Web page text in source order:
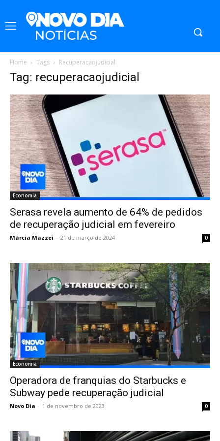
Home Tags Recuperacaojudicial
Tag: recuperacaojudicial
Economia
Serasa revela aumento de 64% de pedidos
de recuperação judicial em fevereiro
Márcia Mazzei - 21 de março de 2024 0
Economia
Operadora de franquias do Starbucks e
Subway pede recuperação judicial
Novo Dia - 1 de novembro de 2023 0